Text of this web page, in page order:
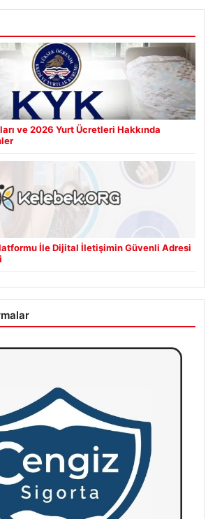
ve 2026 Yurt Ücretleri Hakkında
İle Dijital İletişimin Güvenli Adresi